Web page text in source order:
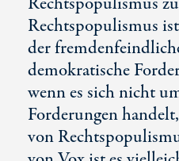
Rechtspopulismus
der
demokratische
wenn es sich nicht
Forderungen
von